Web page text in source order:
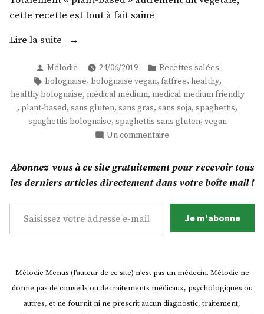
cette recette est tout à fait saine
Lire la suite
« Bolaubergine
lentilles
! »
Publié
par
Mélodie 24/06/2019
Publié
dans
Recettes salées
Étiquettes :
bolognaise, bolognaise vegan, fatfree, healthy,
healthy bolognaise, médical médium, medical medium friendly
, plant-based, sans gluten, sans gras, sans soja, spaghettis,
spaghettis bolognaise, spaghettis sans gluten, vegan
Un commentaire
lentilles
!
Abonnez-vous à ce site gratuitement pour recevoir tous
les derniers articles directement dans votre boîte mail !
Saisissez votre adresse e-mail…
Je m'abonne
Mélodie Menus (l’auteur de ce site) n’est pas un médecin. Mélodie ne
donne pas de conseils ou de traitements médicaux, psychologiques ou
autres, et ne fournit ni ne prescrit aucun diagnostic, traitement,